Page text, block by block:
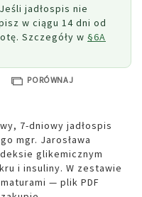
Jeśli jadłospis nie
w ciągu 14 dni od
Szczegóły w §6A
PORÓWNAJ
7-dniowy jadłospis
mgr. Jarosława
glikemicznym
i insuliny. W zestawie
— plik PDF